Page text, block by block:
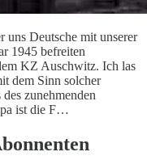
uns Deutsche mit unserer
1945 befreiten
KZ Auschwitz. Ich las
dem Sinn solcher
zunehmenden
ist die F…